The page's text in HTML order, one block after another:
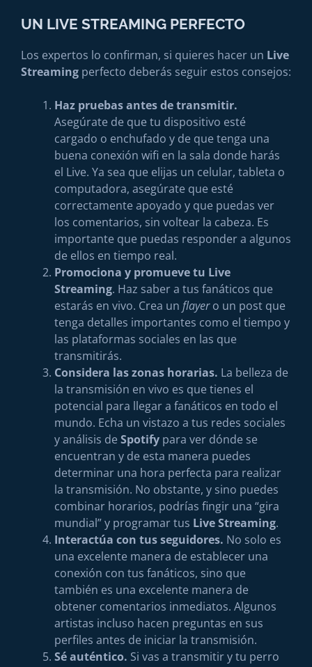
UN LIVE STREAMING PERFECTO
Los expertos lo confirman, si quieres hacer un Live
Streaming perfecto deberás seguir estos consejos:
Haz pruebas antes de transmitir.
Asegúrate de que tu dispositivo esté
cargado o enchufado y de que tenga una
buena conexión wifi en la sala donde harás
el Live. Ya sea que elijas un celular, tableta o
computadora, asegúrate que esté
correctamente apoyado y que puedas ver
los comentarios, sin voltear la cabeza. Es
importante que puedas responder a algunos
de ellos en tiempo real.
Promociona y promueve tu Live
Streaming. Haz saber a tus fanáticos que
estarás en vivo. Crea un flayero un post que
tenga detalles importantes como el tiempo y
las plataformas sociales en las que
transmitirás.
Considera las zonas horarias. La belleza de
la transmisión en vivo es que tienes el
potencial para llegar a fanáticos en todo el
mundo. Echa un vistazo a tus redes sociales
y análisis de Spotify para ver dónde se
encuentran y de esta manera puedes
determinar una hora perfecta para realizar
la transmisión. No obstante, y sino puedes
combinar horarios, podrías fingir una “gira
mundial” y programar tus Live Streaming.
Interactúa con tus seguidores. No solo es
una excelente manera de establecer una
conexión con tus fanáticos, sino que
también es una excelente manera de
obtener comentarios inmediatos. Algunos
artistas incluso hacen preguntas en sus
perfiles antes de iniciar la transmisión.
Sé auténtico. Si vas a transmitir y tu perro